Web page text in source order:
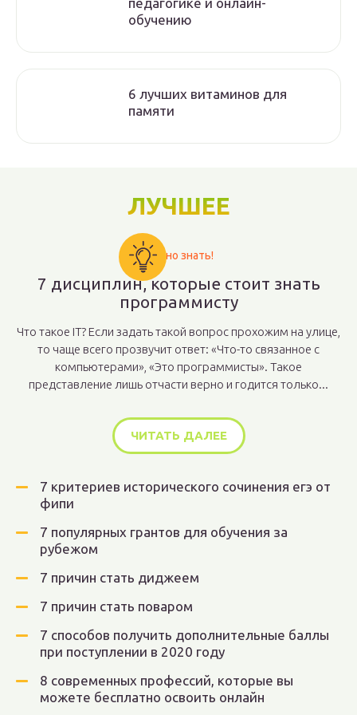
обучению
6 лучших витаминов для
памяти
ЛУЧШЕЕ
Важно знать!
7 дисциплин, которые стоит знать
программисту
Что такое IT? Если задать такой вопрос прохожим на улице,
то чаще всего прозвучит ответ: «Что-то связанное с
компьютерами», «Это программисты». Такое
представление лишь отчасти верно и годится только...
ЧИТАТЬ ДАЛЕЕ
7 критериев исторического сочинения егэ от
фипи
7 популярных грантов для обучения за
рубежом
7 причин стать диджеем
7 причин стать поваром
7 способов получить дополнительные баллы
при поступлении в 2020 году
8 современных профессий, которые вы
можете бесплатно освоить онлайн